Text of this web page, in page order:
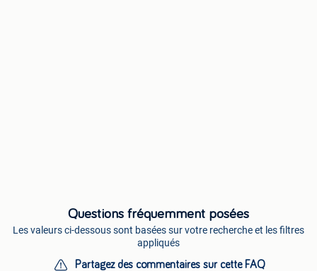
Questions fréquemment posées
Les valeurs ci-dessous sont basées sur votre recherche et les filtres
appliqués
Partagez des commentaires sur cette FAQ